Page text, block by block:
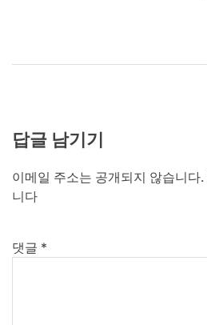
답글 남기기
이메일 주소는 공개되지 않습니다.
니다
댓글 *